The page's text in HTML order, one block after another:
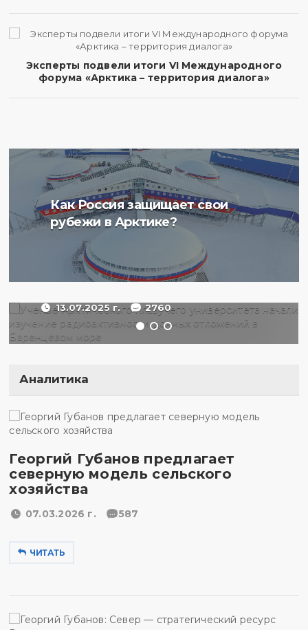
Эксперты подвели итоги VI Международного
форума «Арктика – территория диалога»
Как Россия защищает свои
рубежи в Арктике?
Ученые Арктического
плавучего университета
радиоактивности донных
отложений в Баренцевом
13.07.2025 г. 2760
Аналитика
Георгий Губанов предлагает
северную модель сельского
хозяйства
07.03.2026 г. 587
ЧИТАТЬ